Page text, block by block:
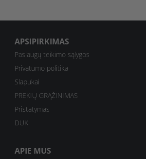
APSIPIRKIMAS
Paslaugų teikimo sąlygos
Privatumo politika
Slapukai
PREKIŲ GRĄŽINIMAS
Pristatymas
DUK
APIE MUS